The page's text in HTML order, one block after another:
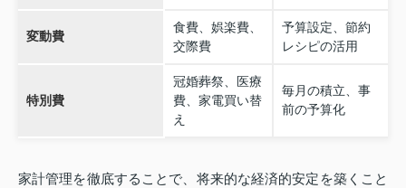
変動費
食費、娯楽費、
交際費
予算設定、節約
レシピの活用
特別費
冠婚葬祭、医療
費、家電買い替
え
毎月の積立、事
前の予算化
家計管理を徹底することで、将来的な経済的安定を築くこと